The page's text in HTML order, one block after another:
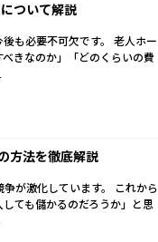
ついて解説
も必要不可欠です。 老人ホー
きなのか」「どのくらいの費
方法を徹底解説
が激化しています。 これから
ても儲かるのだろうか」と思